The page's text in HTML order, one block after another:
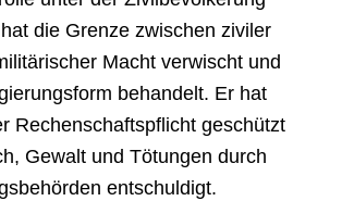
die Grenze zwischen ziviler
Macht verwischt und
behandelt. Er hat
Rechenschaftspflicht geschützt
Gewalt und Tötungen durch
entschuldigt.